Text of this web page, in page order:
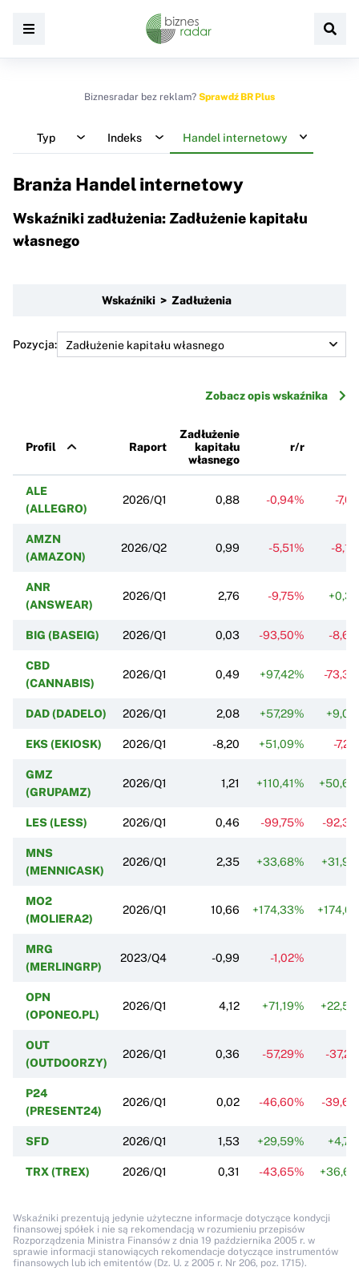
Biznesradar bez reklam? Sprawdź BR Plus
Typ Indeks Handel internetowy
Branża Handel internetowy
Wskaźniki zadłużenia: Zadłużenie kapitału
własnego
Wskaźniki > Zadłużenia
Pozycja:
Zobacz opis wskaźnika
Profil Raport
Zadłużenie
kapitału
własnego
r/r
ALE
(ALLEGRO)
2026/Q1 0,88 -0,94% -
AMZN
(AMAZON)
2026/Q2 0,99 -5,51% -
ANR
(ANSWEAR)
2026/Q1 2,76 -9,75%
BIG (BASEIG) 2026/Q1 0,03 -93,50% -
CBD
(CANNABIS)
2026/Q1 0,49 +97,42% -
DAD (DADELO) 2026/Q1 2,08 +57,29%
EKS (EKIOSK) 2026/Q1 -8,20 +51,09% -
GMZ
(GRUPAMZ)
2026/Q1 1,21 +110,41%
LES (LESS) 2026/Q1 0,46 -99,75% -
MNS
(MENNICASK)
2026/Q1 2,35 +33,68%
MO2
(MOLIERA2)
2026/Q1 10,66 +174,33%
MRG
(MERLINGRP)
2023/Q4 -0,99 -1,02%
OPN
(OPONEO.PL)
2026/Q1 4,12 +71,19%
OUT
(OUTDOORZY)
2026/Q1 0,36 -57,29% -
P24
(PRESENT24)
2026/Q1 0,02 -46,60% -
SFD 2026/Q1 1,53 +29,59%
TRX (TREX) 2026/Q1 0,31 -43,65%
Wskaźniki prezentują jedynie użyteczne informacje dotyczące kondycji
finansowej spółek i nie są rekomendacją w rozumieniu przepisów
Rozporządzenia Ministra Finansów z dnia 19 października 2005 r. w
sprawie informacji stanowiących rekomendacje dotyczące instrumentów
finansowych lub ich emitentów (Dz. U. z 2005 r. Nr 206, poz. 1715).